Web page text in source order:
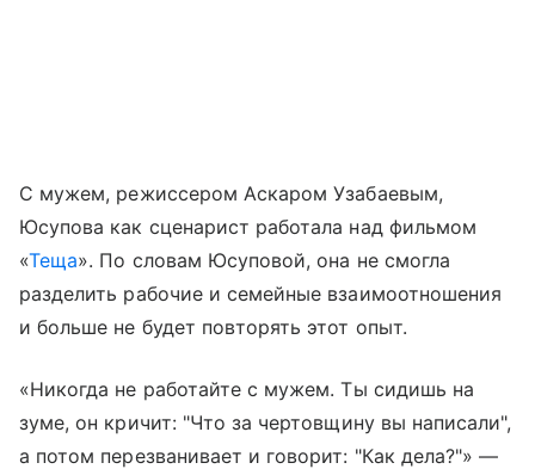
С мужем, режиссером Аскаром Узабаевым,
Юсупова как сценарист работала над фильмом
«Теща». По словам Юсуповой, она не смогла
разделить рабочие и семейные взаимоотношения
и больше не будет повторять этот опыт.
«Никогда не работайте с мужем. Ты сидишь на
зуме, он кричит: "Что за чертовщину вы написали",
а потом перезванивает и говорит: "Как дела?"» —